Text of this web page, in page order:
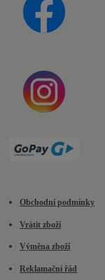
Obchodní podmínky
Vrátit zboží
Výměna zboží
Reklamační řád